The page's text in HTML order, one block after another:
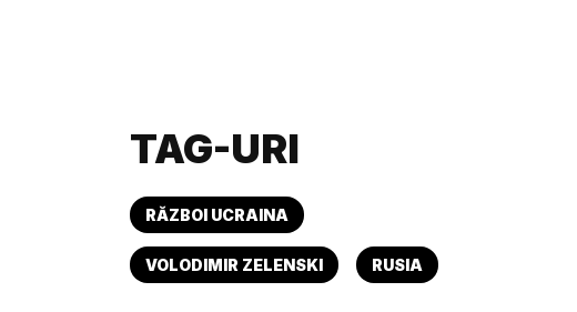
TAG-URI
RĂZBOI UCRAINA
VOLODIMIR ZELENSKI RUSIA